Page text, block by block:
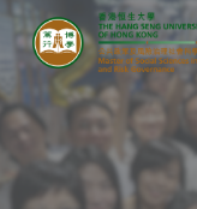
S
k
p